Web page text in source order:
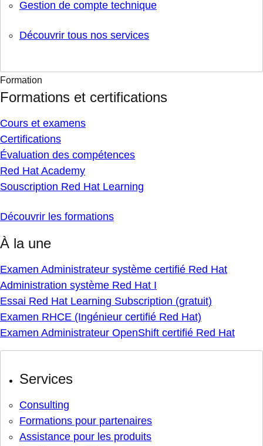
Gestion de compte technique
Découvrir tous nos services
Formation
Formations et certifications
Cours et examens
Certifications
Évaluation des compétences
Red Hat Academy
Souscription Red Hat Learning
Découvrir les formations
À la une
Examen Administrateur système certifié Red Hat
Administration système Red Hat I
Essai Red Hat Learning Subscription (gratuit)
Examen RHCE (Ingénieur certifié Red Hat)
Examen Administrateur OpenShift certifié Red Hat
Services
Consulting
Formations pour partenaires
Assistance pour les produits